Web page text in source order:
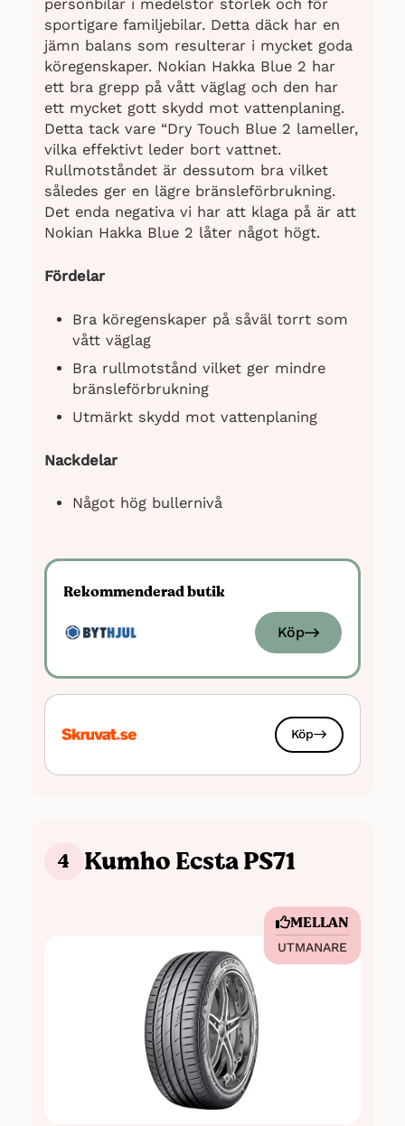
personbilar i medelstor storlek och för
sportigare familjebilar. Detta däck har en
jämn balans som resulterar i mycket goda
köregenskaper. Nokian Hakka Blue 2 har
ett bra grepp på vått väglag och den har
ett mycket gott skydd mot vattenplaning.
Detta tack vare “Dry Touch Blue 2 lameller,
vilka effektivt leder bort vattnet.
Rullmotståndet är dessutom bra vilket
således ger en lägre bränsleförbrukning.
Det enda negativa vi har att klaga på är att
Nokian Hakka Blue 2 låter något högt.
Fördelar
Bra köregenskaper på såväl torrt som
vått väglag
Bra rullmotstånd vilket ger mindre
bränsleförbrukning
Utmärkt skydd mot vattenplaning
Nackdelar
Något hög bullernivå
Rekommenderad butik
Köp
Köp
4 Kumho Ecsta PS71
MELLAN
UTMANARE